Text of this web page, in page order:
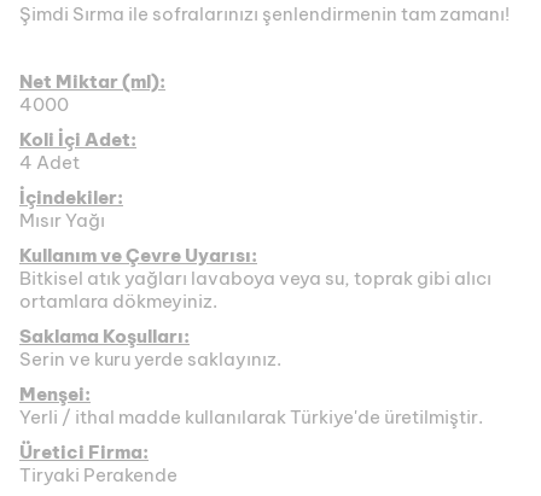
Şimdi Sırma ile sofralarınızı şenlendirmenin tam zamanı!
Net Miktar (ml):
4000
Koli İçi Adet:
4 Adet
İçindekiler:
Mısır Yağı
Kullanım ve Çevre Uyarısı:
Bitkisel atık yağları lavaboya veya su, toprak gibi alıcı
ortamlara dökmeyiniz.
Saklama Koşulları:
Serin ve kuru yerde saklayınız.
Menşei:
Yerli / ithal madde kullanılarak Türkiye'de üretilmiştir.
Üretici Firma:
Tiryaki Perakende